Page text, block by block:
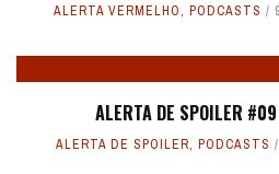
ALERTA VERMELHO, PODCASTS
ALERTA DE SPOILER
ALERTA DE SPOILER, PODCASTS